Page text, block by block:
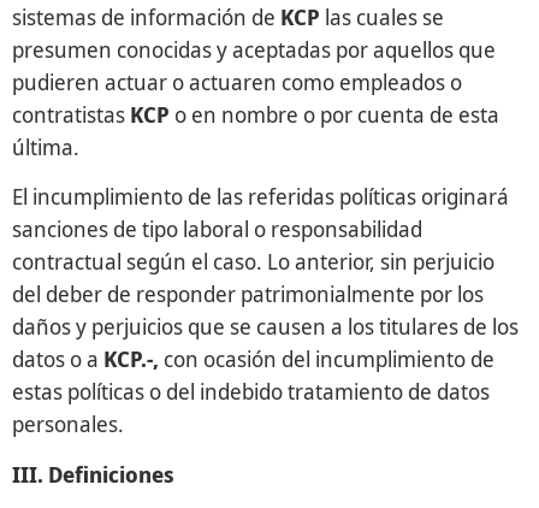
sistemas de información de KCP las cuales se
presumen conocidas y aceptadas por aquellos que
pudieren actuar o actuaren como empleados o
contratistas KCP o en nombre o por cuenta de esta
última.
El incumplimiento de las referidas políticas originará
sanciones de tipo laboral o responsabilidad
contractual según el caso. Lo anterior, sin perjuicio
del deber de responder patrimonialmente por los
daños y perjuicios que se causen a los titulares de los
datos o a KCP.-, con ocasión del incumplimiento de
estas políticas o del indebido tratamiento de datos
personales.
III. Definiciones